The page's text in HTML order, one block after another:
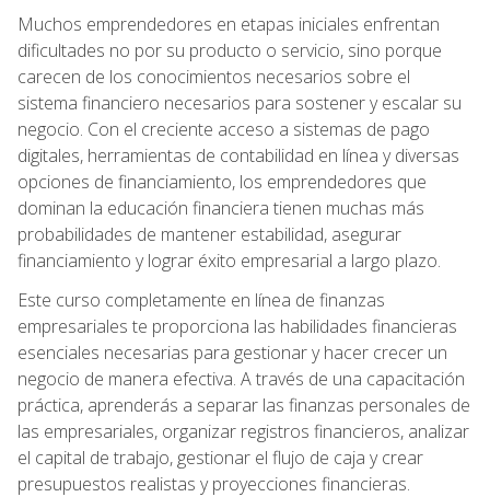
Muchos emprendedores en etapas iniciales enfrentan
dificultades no por su producto o servicio, sino porque
carecen de los conocimientos necesarios sobre el
sistema financiero necesarios para sostener y escalar su
negocio. Con el creciente acceso a sistemas de pago
digitales, herramientas de contabilidad en línea y diversas
opciones de financiamiento, los emprendedores que
dominan la educación financiera tienen muchas más
probabilidades de mantener estabilidad, asegurar
financiamiento y lograr éxito empresarial a largo plazo.
Este curso completamente en línea de finanzas
empresariales te proporciona las habilidades financieras
esenciales necesarias para gestionar y hacer crecer un
negocio de manera efectiva. A través de una capacitación
práctica, aprenderás a separar las finanzas personales de
las empresariales, organizar registros financieros, analizar
el capital de trabajo, gestionar el flujo de caja y crear
presupuestos realistas y proyecciones financieras.